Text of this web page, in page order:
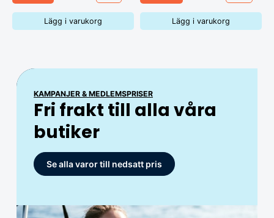
Lägg i varukorg Lägg i varukorg
MEDLEM
Club Hjertmans
Ta del av exklusiva erbjudanden!
Bli medlem
KAMPANJER & MEDLEMSPRISER
Fri frakt till alla våra
butiker
Se alla varor till nedsatt pris
ARTIKLAR MED MEDLEMSPRISER
Ta del av
medlemspriser
Se alla